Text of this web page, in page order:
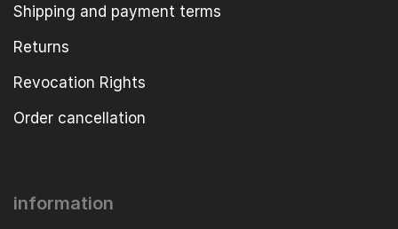
Shipping and payment terms
Returns
Revocation Rights
Order cancellation
information